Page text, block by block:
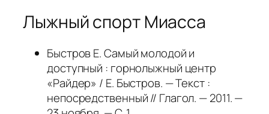
Лыжный спорт Миасса
Быстров Е. Самый молодой и
доступный : горнолыжный центр
«Райдер» / Е. Быстров. — Текст :
непосредственный // Глагол. — 2011. —